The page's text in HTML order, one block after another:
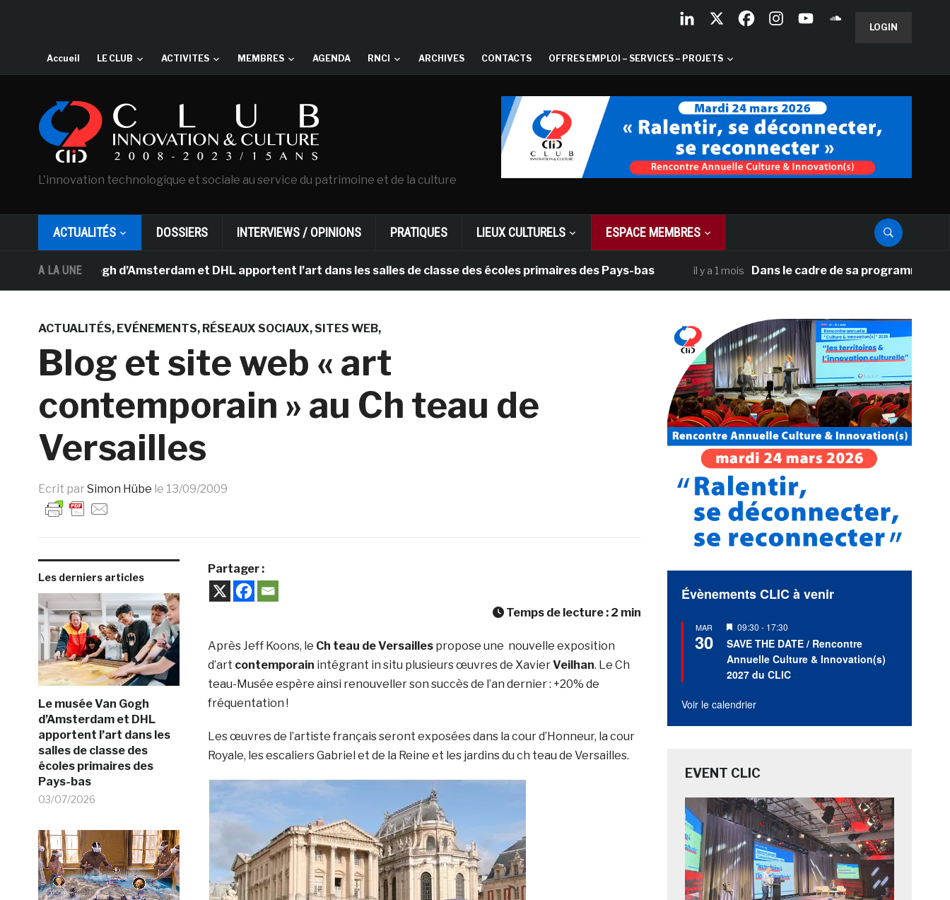
LOGIN
Accueil LE CLUB ACTIVITES MEMBRES AGENDA RNCI ARCHIVES CONTACTS OFFRES EMPLOI – SERVICES – PROJETS
L'innovation technologique et sociale au service du patrimoine et de la culture
ACTUALITÉS DOSSIERS INTERVIEWS / OPINIONS PRATIQUES LIEUX CULTURELS ESPACE MEMBRES
A LA UNE
Van Gogh d’Amsterdam et DHL apportent l’art dans les salles de classe des écoles primaires des Pays-bas il y a 1 mois Dans le cadre de sa programmation
ACTUALITÉS EVÉNEMENTS RÉSEAUX SOCIAUX SITES WEB
Blog et site web « art
contemporain » au Ch teau de
Versailles
Ecrit par Simon Hübe le 13/09/2009
Les derniers articles
Le musée Van Gogh
d’Amsterdam et DHL
apportent l’art dans les
salles de classe des
écoles primaires des
Pays-bas
03/07/2026
Partager :
Temps de lecture : 2 min
Après Jeff Koons, le Ch teau de Versaillespropose une nouvelle exposition
d’art contemporain intégrant in situ plusieurs œuvres de XavierVeilhan. Le Ch
teau-Musée espère ainsi renouveller son succès de l’an dernier : +20% de
fréquentation !
Les œuvres de l’artiste français seront exposées dans la cour d’Honneur, la cour
Royale, les escaliers Gabriel et de la Reine et les jardins du ch teau de Versailles.
Évènements CLIC à venir
MAR
30
Mis
en
avant
09:30 - 17:30
SAVE THE DATE / Rencontre
Annuelle Culture & Innovation(s)
2027 du CLIC
Voir le calendrier
EVENT CLIC